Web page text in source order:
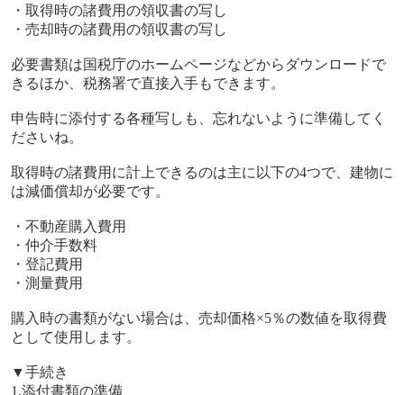
・取得時の諸費用の領収書の写し
・売却時の諸費用の領収書の写し
必要書類は国税庁のホームページなどからダウンロードで
きるほか、税務署で直接入手もできます。
申告時に添付する各種写しも、忘れないように準備してく
ださいね。
取得時の諸費用に計上できるのは主に以下の4つで、建物に
は減価償却が必要です。
・不動産購入費用
・仲介手数料
・登記費用
・測量費用
購入時の書類がない場合は、売却価格×5％の数値を取得費
として使用します。
▼手続き
1.添付書類の準備